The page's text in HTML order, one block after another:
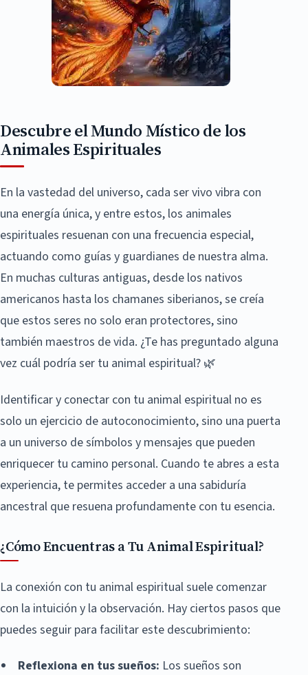
Descubre el Mundo Místico de los
Animales Espirituales
En la vastedad del universo, cada ser vivo vibra con
una energía única, y entre estos, los animales
espirituales resuenan con una frecuencia especial,
actuando como guías y guardianes de nuestra alma.
En muchas culturas antiguas, desde los nativos
americanos hasta los chamanes siberianos, se creía
que estos seres no solo eran protectores, sino
también maestros de vida. ¿Te has preguntado alguna
vez cuál podría ser tu animal espiritual? 🌿
Identificar y conectar con tu animal espiritual no es
solo un ejercicio de autoconocimiento, sino una puerta
a un universo de símbolos y mensajes que pueden
enriquecer tu camino personal. Cuando te abres a esta
experiencia, te permites acceder a una sabiduría
ancestral que resuena profundamente con tu esencia.
¿Cómo Encuentras a Tu Animal Espiritual?
La conexión con tu animal espiritual suele comenzar
con la intuición y la observación. Hay ciertos pasos que
puedes seguir para facilitar este descubrimiento:
Reflexiona en tus sueños: Los sueños son